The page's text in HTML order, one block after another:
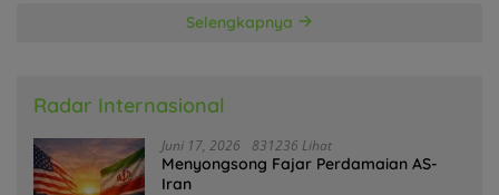
Selengkapnya
Radar Internasional
Juni 17, 2026 831236 Lihat
Menyongsong Fajar Perdamaian AS-
Iran